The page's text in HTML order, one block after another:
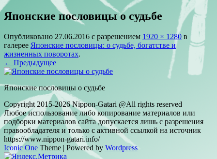
Японские пословицы о судьбе
Опубликовано 27.06.2016 с разрешением 1920 × 1280 в
галерее Японские пословицы: о судьбе, богатстве и
жизненных поворотах.
← Предыдущее
Японские пословицы о судьбе
Copyright 2015-2026 Nippon-Gatari @All rights reserved
Любое использование либо копирование материалов или
подборки материалов сайта допускается лишь с разрешения
правообладателя и только с активной ссылкой на источник
https://www.nippon-gatari.info/
Iconic One Theme | Powered by Wordpress